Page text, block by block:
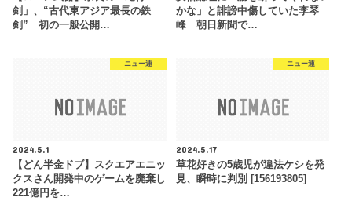
剣」、“古代東アジア最長の鉄
剣” 初の一般公開…
かな」と誹謗中傷していた李琴
峰 朝日新聞で…
ニュー速
2024.5.1
【どん半金ドブ】スクエアエニッ
クスさん開発中のゲームを廃棄し
221億円を…
ニュー速
2024.5.17
草花好きの5歳児が違法ケシを発
見、瞬時に判別 [156193805]